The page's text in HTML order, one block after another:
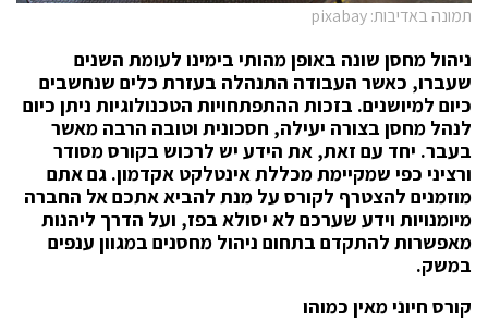
תמונה באדיבות: pixabay
ניהול מחסן שונה באופן מהותי בימינו לעומת השנים
שעברו, כאשר העבודה התנהלה בעזרת כלים שנחשבים
כיום למיושנים. בזכות ההתפתחויות הטכנולוגיות ניתן כיום
לנהל מחסן בצורה יעילה, חסכונית וטובה הרבה מאשר
בעבר. יחד עם זאת, את הידע יש לרכוש בקורס מסודר
ורציני כפי שמקיימת מכללת אינטלקט אקדמון. גם אתם
מוזמנים להצטרף לקורס על מנת להביא אתכם אל החברה
מיומנויות וידע שערכם לא יסולא בפז, ועל הדרך ליהנות
מאפשרות להתקדם בתחום ניהול מחסנים במגוון ענפים
במשק.
קורס חיוני מאין כמוהו